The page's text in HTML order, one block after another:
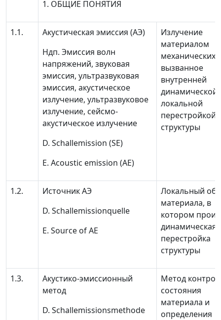
1. ОБЩИЕ ПОНЯТИЯ
1.1.
Акустическая эмиссия (АЭ)
Ндп. Эмиссия волн
напряжений, звуковая
эмиссия, ультразвуковая
эмиссия, акустическое
излучение, ультразвуковое
излучение, сейсмо-
акустическое излучение
D. Schallemission (SE)
Е. Acoustic emission (AE)
Излучение
материалом
механических
вызванное
внутренней
динамической
локальной
перестройкой
структуры
1.2.
Источник АЭ
D. Schallemissionquelle
Е. Source of AE
Локальный
материала, в
котором
динамическая
перестройка
структуры
1.3.
Акустико-эмиссионный
метод
D. Schallemissionsmethode
Метод
состояния
материала и
определения